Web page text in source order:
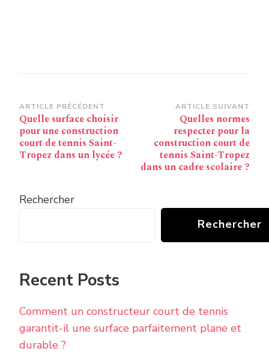
Navigation
d’article
ARTICLE PRÉCÉDENT
Quelle surface choisir
pour une construction
court de tennis Saint-
Tropez dans un lycée ?
ARTICLE SUIVANT
Quelles normes
respecter pour la
construction court de
tennis Saint-Tropez
dans un cadre scolaire ?
Rechercher
Rechercher
Recent Posts
Comment un constructeur court de tennis
garantit-il une surface parfaitement plane et
durable ?